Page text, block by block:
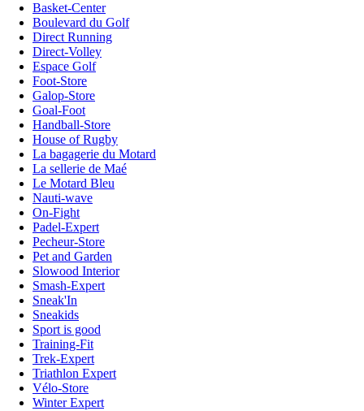
Basket-Center
Boulevard du Golf
Direct Running
Direct-Volley
Espace Golf
Foot-Store
Galop-Store
Goal-Foot
Handball-Store
House of Rugby
La bagagerie du Motard
La sellerie de Maé
Le Motard Bleu
Nauti-wave
On-Fight
Padel-Expert
Pecheur-Store
Pet and Garden
Slowood Interior
Smash-Expert
Sneak'In
Sneakids
Sport is good
Training-Fit
Trek-Expert
Triathlon Expert
Vélo-Store
Winter Expert